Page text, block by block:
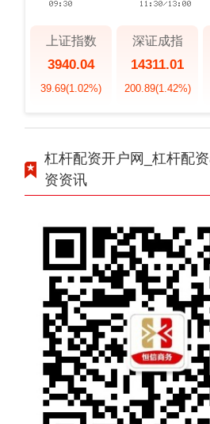
上证指数
3940.04
39.69(1.02%)
深证成指
14311.01
200.89(1.42%)
杠杆配资开户网_杠杆配
资资讯